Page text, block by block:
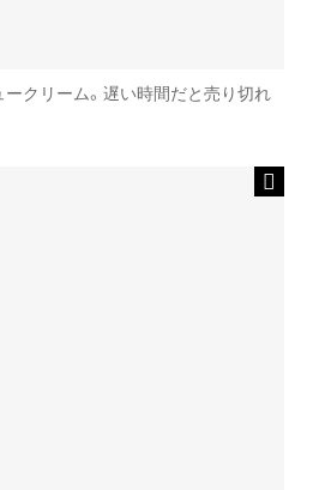
クリーム。遅い時間だと売り切れ